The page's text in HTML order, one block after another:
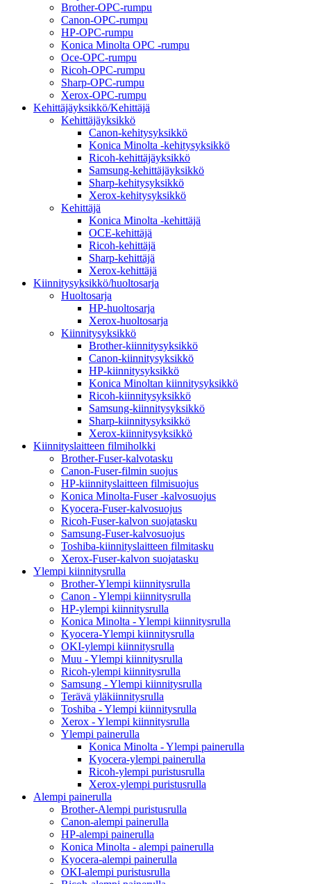
Brother-OPC-rumpu
Canon-OPC-rumpu
HP-OPC-rumpu
Konica Minolta OPC -rumpu
Oce-OPC-rumpu
Ricoh-OPC-rumpu
Sharp-OPC-rumpu
Xerox-OPC-rumpu
Kehittäjäyksikkö/Kehittäjä
Kehittäjäyksikkö
Canon-kehitysyksikkö
Konica Minolta -kehitysyksikkö
Ricoh-kehittäjäyksikkö
Samsung-kehittäjäyksikkö
Sharp-kehitysyksikkö
Xerox-kehitysyksikkö
Kehittäjä
Konica Minolta -kehittäjä
OCE-kehittäjä
Ricoh-kehittäjä
Sharp-kehittäjä
Xerox-kehittäjä
Kiinnitysyksikkö/huoltosarja
Huoltosarja
HP-huoltosarja
Xerox-huoltosarja
Kiinnitysyksikkö
Brother-kiinnitysyksikkö
Canon-kiinnitysyksikkö
HP-kiinnitysyksikkö
Konica Minoltan kiinnitysyksikkö
Ricoh-kiinnitysyksikkö
Samsung-kiinnitysyksikkö
Sharp-kiinnitysyksikkö
Xerox-kiinnitysyksikkö
Kiinnityslaitteen filmiholkki
Brother-Fuser-kalvotasku
Canon-Fuser-filmin suojus
HP-kiinnityslaitteen filmisuojus
Konica Minolta-Fuser -kalvosuojus
Kyocera-Fuser-kalvosuojus
Ricoh-Fuser-kalvon suojatasku
Samsung-Fuser-kalvosuojus
Toshiba-kiinnityslaitteen filmitasku
Xerox-Fuser-kalvon suojatasku
Ylempi kiinnitysrulla
Brother-Ylempi kiinnitysrulla
Canon - Ylempi kiinnitysrulla
HP-ylempi kiinnitysrulla
Konica Minolta - Ylempi kiinnitysrulla
Kyocera-Ylempi kiinnitysrulla
OKI-ylempi kiinnitysrulla
Muu - Ylempi kiinnitysrulla
Ricoh-ylempi kiinnitysrulla
Samsung - Ylempi kiinnitysrulla
Terävä yläkiinnitysrulla
Toshiba - Ylempi kiinnitysrulla
Xerox - Ylempi kiinnitysrulla
Ylempi painerulla
Konica Minolta - Ylempi painerulla
Kyocera-ylempi painerulla
Ricoh-ylempi puristusrulla
Xerox-ylempi puristusrulla
Alempi painerulla
Brother-Alempi puristusrulla
Canon-alempi painerulla
HP-alempi painerulla
Konica Minolta - alempi painerulla
Kyocera-alempi painerulla
OKI-alempi puristusrulla